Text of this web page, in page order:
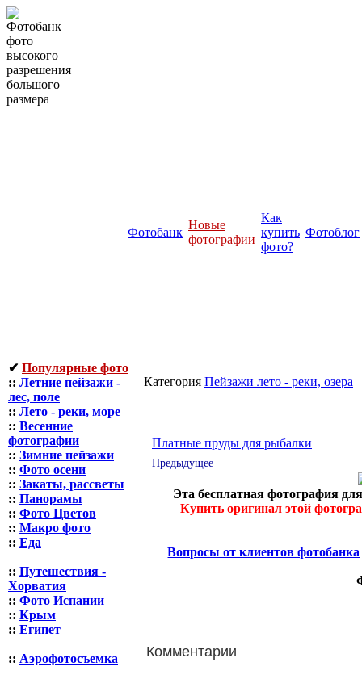
Фотобанк
Новые
фотографии
Как
купить
фото?
Фотоблог
✔ Популярные фото
:: Летние пейзажи -
лес, поле
:: Лето - реки, море
:: Весенние
фотографии
:: Зимние пейзажи
:: Фото осени
:: Закаты, рассветы
:: Панорамы
:: Фото Цветов
:: Макро фото
:: Еда
:: Путешествия -
Хорватия
:: Фото Испании
:: Крым
:: Египет
:: Аэрофотосъемка
Категория Пейзажи лето - реки, озера
Платные пруды для рыбалки
Предыдущее
Эта бесплатная фотография
Купить оригинал этой
Вопросы от клиентов фотобанка
Комментарии